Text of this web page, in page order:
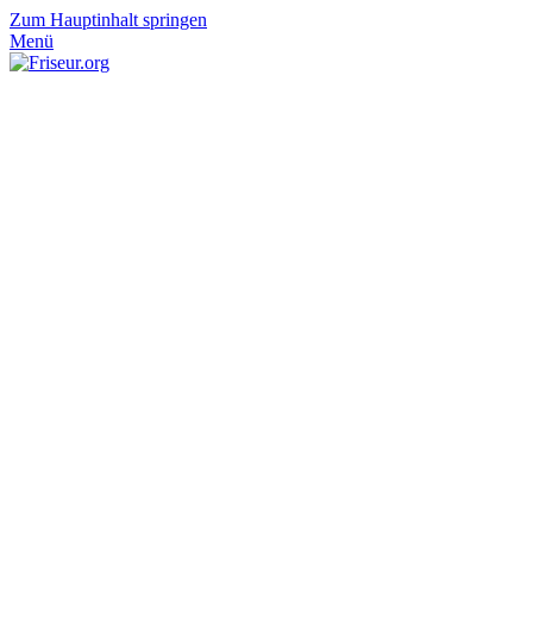
Zum Hauptinhalt springen
Menü